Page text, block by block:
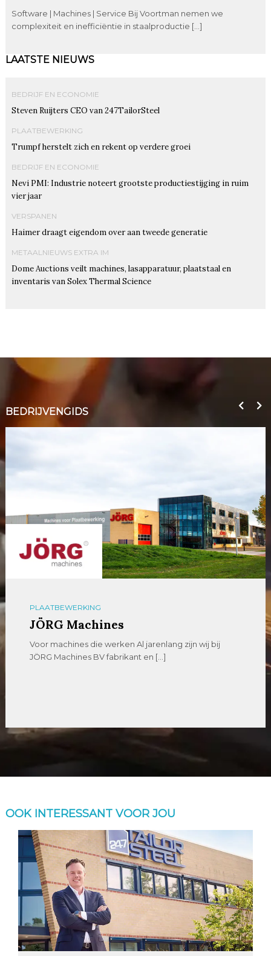
Software | Machines | Service Bij Voortman nemen we
complexiteit en inefficiëntie in staalproductie […]
LAATSTE NIEUWS
BEDRIJF EN ECONOMIE
Steven Ruijters CEO van 247TailorSteel
PLAATBEWERKING
Trumpf herstelt zich en rekent op verdere groei
BEDRIJF EN ECONOMIE
Nevi PMI: Industrie noteert grootste productiestijging in ruim
vier jaar
VERSPANEN
Haimer draagt eigendom over aan tweede generatie
METAALNIEUWS EXTRA IM
Dome Auctions veilt machines, lasapparatuur, plaatstaal en
inventaris van Solex Thermal Science
BEDRIJVENGIDS
PLAATBEWERKING
JÖRG Machines
Voor machines die werken Al jarenlang zijn wij bij
JÖRG Machines BV fabrikant en […]
OOK INTERESSANT VOOR JOU